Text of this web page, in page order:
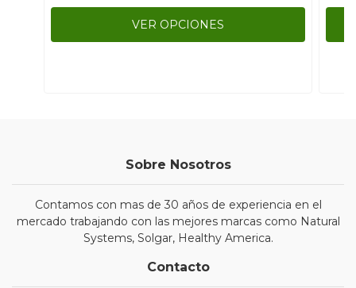
VER OPCIONES
Sobre Nosotros
Contamos con mas de 30 años de experiencia en el
mercado trabajando con las mejores marcas como Natural
Systems, Solgar, Healthy America.
Contacto